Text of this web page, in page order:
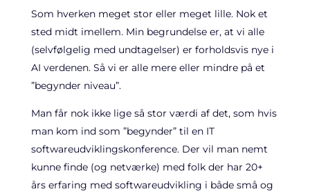
Som hverken meget stor eller meget lille. Nok et
sted midt imellem. Min begrundelse er, at vi alle
(selvfølgelig med undtagelser) er forholdsvis nye i
AI verdenen. Så vi er alle mere eller mindre på et
”begynder niveau”.
Man får nok ikke lige så stor værdi af det, som hvis
man kom ind som ”begynder” til en IT
softwareudviklingskonference. Der vil man nemt
kunne finde (og netværke) med folk der har 20+
års erfaring med softwareudvikling i både små og